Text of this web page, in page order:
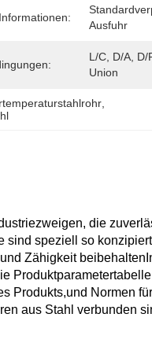
Ausfuhr
L/C, D/A, D/
Union
die
sind speziell so
Zähigkeit
Produkts,und Normen
aus Stahl verbunden